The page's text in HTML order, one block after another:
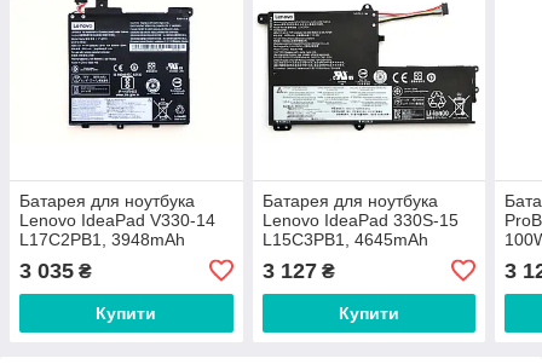
Батарея для ноутбука
Lenovo IdeaPad V330-14
L17C2PB1, 3948mAh
(30Wh), 2cell, 7.6V, Li-ion,
чорна, ОРИГІНАЛЬНА
3 035 ₴
Купити
Батарея для ноутбука
Lenovo IdeaPad 330S-15
L15C3PB1, 4645mAh
(52.5Wh), 3cell, 11.4V, Li-
ion, чорна, ОРИГІНАЛЬНА
3 127₴
Купити
3